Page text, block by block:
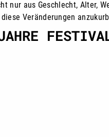
nur aus Geschlecht, Alter,
Veränderungen